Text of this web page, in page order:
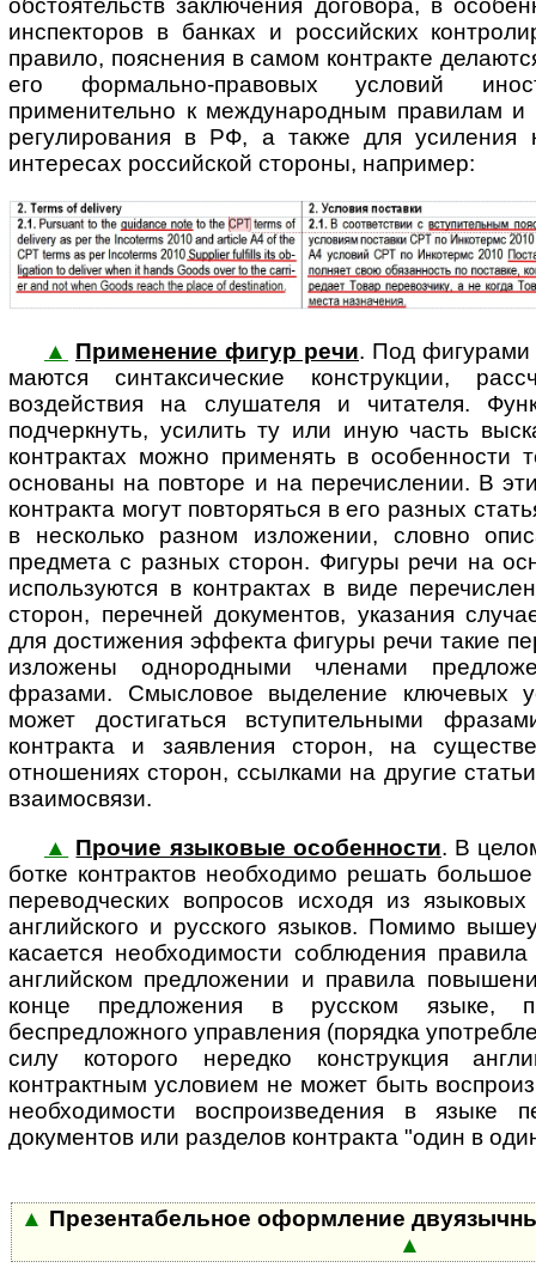
инспекторов в банках и российских
правило, пояснения в самом контракте
его формально-правовых условий
применительно к международным правилам и
регулирования в РФ, а также для усиления
интересах российской стороны, например:
▲ Применение фигур речи. Под
ма­ют­ся синтаксические конструкции,
воздействия на слушателя и читателя.
подчеркнуть, усилить ту или иную часть
контрактах можно применять в особенности
основаны на повторе и на перечислении. В
контракта могут повторяться в его разных
в несколько разном изложении, словно
предмета с разных сторон. Фигуры речи на
используются в контрактах в виде
сторон, перечней документов, указания
для достижения эффекта фигуры речи такие
изложены однородными членами
фразами. Смысловое выделение ключевых
может достигаться вступительными
контракта и заявления сторон, на
отношениях сторон, ссылками на другие
взаимосвязи.
▲ Прочие языковые особенности. В
бот­ке контрактов не­об­хо­ди­мо ре­шать
переводческих вопросов исходя из
английского и русского языков. Помимо
касается необходимости соблюдения
английском предложении и правила
конце предложения в русском языке,
беспредложного управления (порядка
силу которого нередко конструкция
контрактным условием не может быть
необходимости воспроизведения в языке
документов или разделов контракта "один в
▲ Презентабельное оформление
▲